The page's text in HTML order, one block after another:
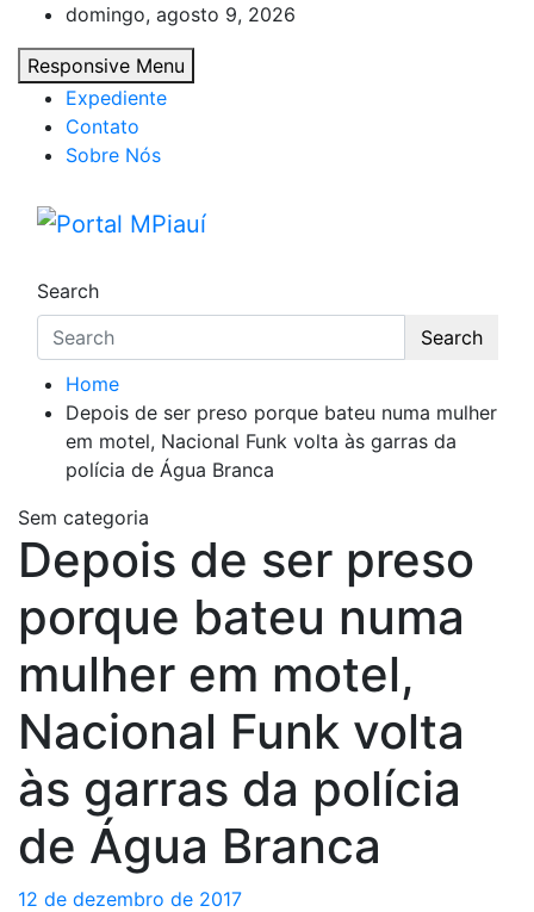
content
domingo, agosto 9, 2026
Responsive Menu
Expediente
Contato
Sobre Nós
Search
Search
Home
Depois de ser preso porque bateu numa mulher
em motel, Nacional Funk volta às garras da
polícia de Água Branca
Sem categoria
Depois de ser preso
porque bateu numa
mulher em motel,
Nacional Funk volta
às garras da polícia
de Água Branca
12 de dezembro de 2017